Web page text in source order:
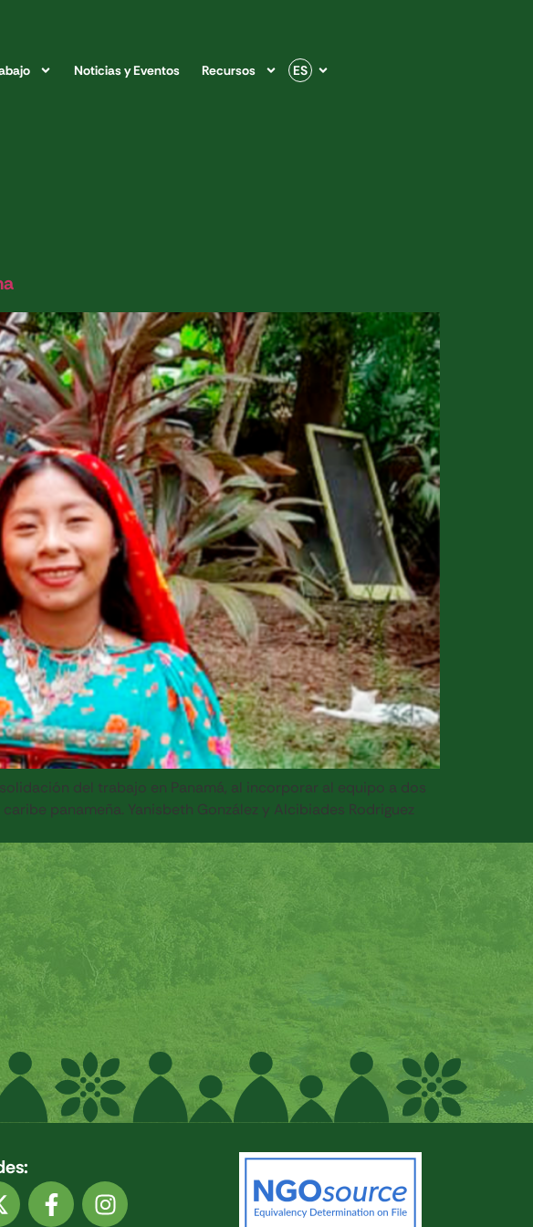
Noticias y Eventos Recursos ES
del trabajo en Panamá, al incorporar al equipo a dos
panameña. Yanisbeth González y Alcibiades Rodriguez